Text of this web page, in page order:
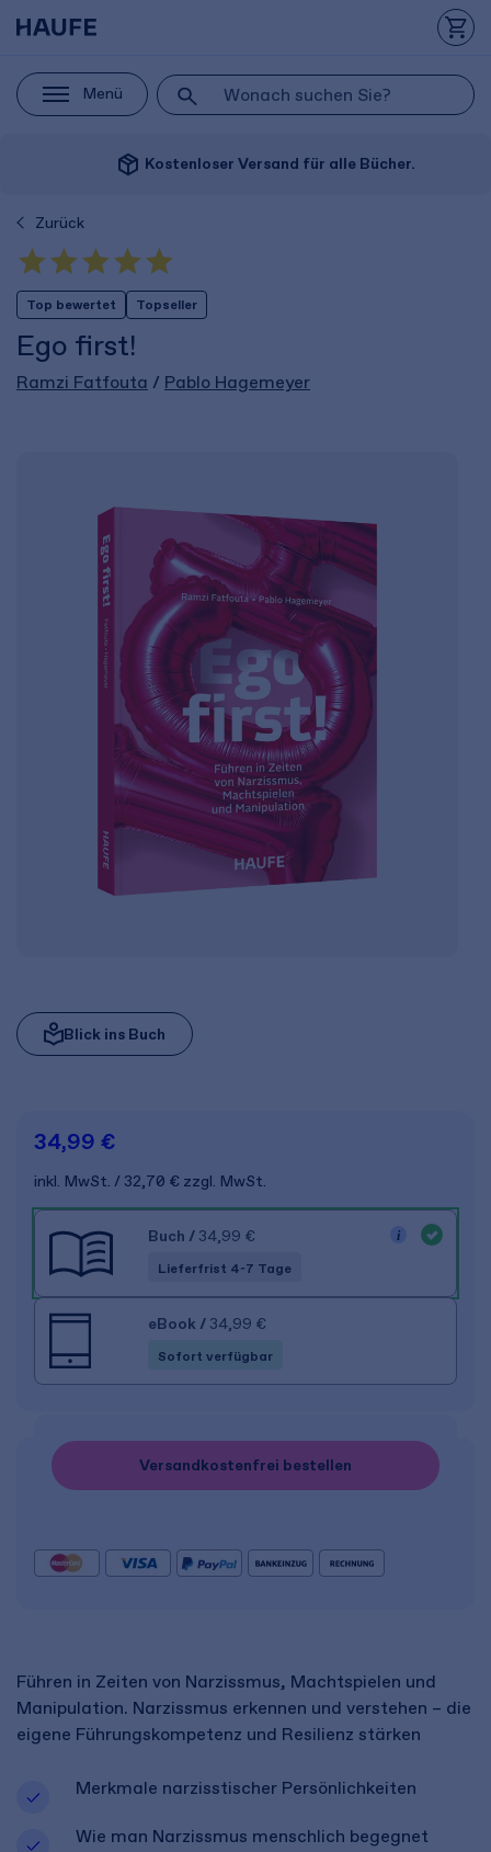
Menü
package_2 Kostenloser Versand für alle Bücher.
Zurück
Top bewertet Topseller
Ego first!
Ramzi Fatfouta / Pablo Hagemeyer
Blick ins Buch
Führen in Zeiten von Narzissmus, Machtspielen und
Manipulation. Narzissmus erkennen und verstehen – die
eigene Führungskompetenz und Resilienz stärken
Merkmale narzisstischer Persönlichkeiten
Wie man Narzissmus menschlich begegnet
34,99 €
inkl. MwSt. 32,70 € zzgl. MwSt.
Buch / 34,99 €
Lieferfrist 4-7 Tage
eBook / 34,99 €
Sofort verfügbar
Versandkostenfrei bestellen